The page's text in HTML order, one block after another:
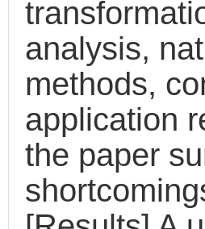
analysis,
methods,
application
the paper